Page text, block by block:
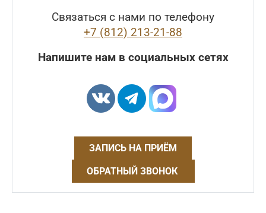
Связаться с нами по телефону
+7 (812) 213-21-88
Напишите нам в социальных сетях
ЗАПИСЬ НА ПРИЁМ
ОБРАТНЫЙ ЗВОНОК